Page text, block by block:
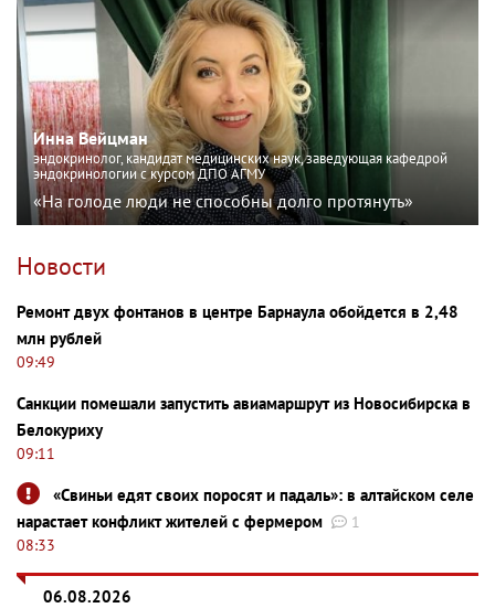
Инна Вейцман
эндокринолог, кандидат медицинских наук, заведующая кафедрой
эндокринологии с курсом ДПО АГМУ
«На голоде люди не способны долго протянуть»
Новости
Ремонт двух фонтанов в центре Барнаула обойдется в 2,48
млн рублей
09:49
Санкции помешали запустить авиамаршрут из Новосибирска в
Белокуриху
09:11
«Свиньи едят своих поросят и падаль»: в алтайском селе
нарастает конфликт жителей с фермером
1
08:33
06.08.2026